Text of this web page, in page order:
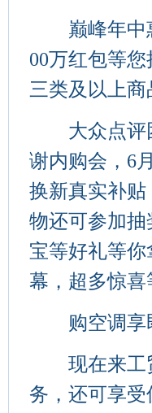
巅峰年中惠
00万红包等
三类及以上商
大众点评团
谢内购会，6
换新真实补贴
物还可参加
宝等好礼等
幕，超多惊喜
购空调享
现在来工贸
务，还可享